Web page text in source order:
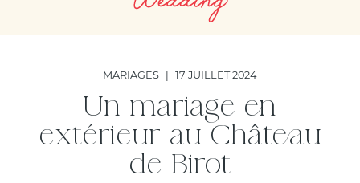
MARIAGES | 17 JUILLET 2024
Un mariage en
extérieur au Château
de Birot